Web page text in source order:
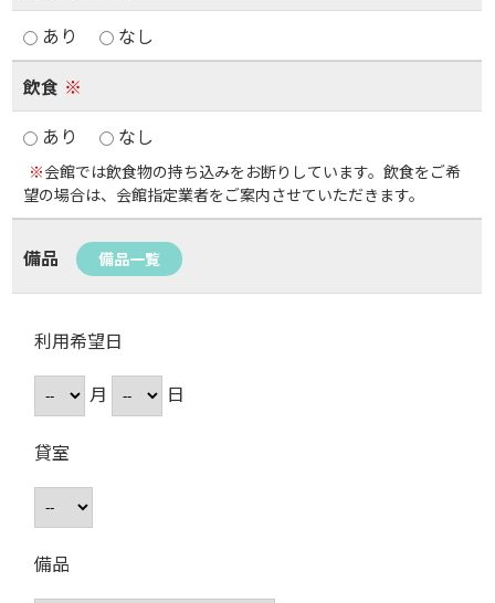
あり
なし
飲食 ※
あり
なし
※会館では飲食物の持ち込みをお断りしています。飲食をご希
望の場合は、会館指定業者をご案内させていただきます。
備品 備品一覧
利用希望日
月
日
貸室
備品